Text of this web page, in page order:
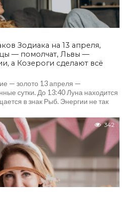
Зодиака на 13 апреля,
— помолчат, Львы —
а Козероги сделают всё
— золото 13 апреля —
сутки. До 13:40 Луна находится
в знак Рыб. Энергии не так
342